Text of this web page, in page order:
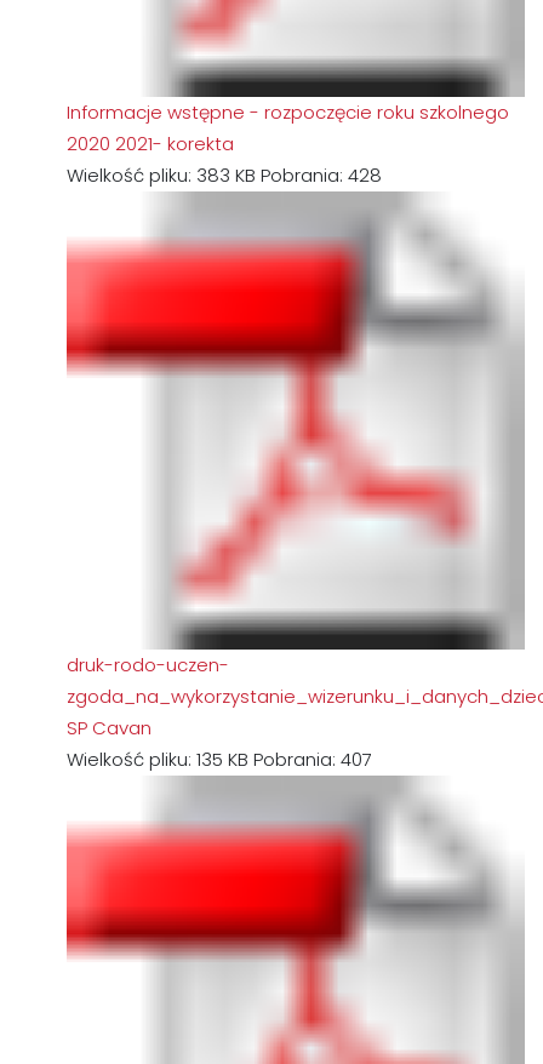
Informacje wstępne - rozpoczęcie roku szkolnego
2020 2021- korekta
Wielkość pliku: 383 KB Pobrania: 428
druk-rodo-uczen-
SP Cavan
Wielkość pliku: 135 KB Pobrania: 407